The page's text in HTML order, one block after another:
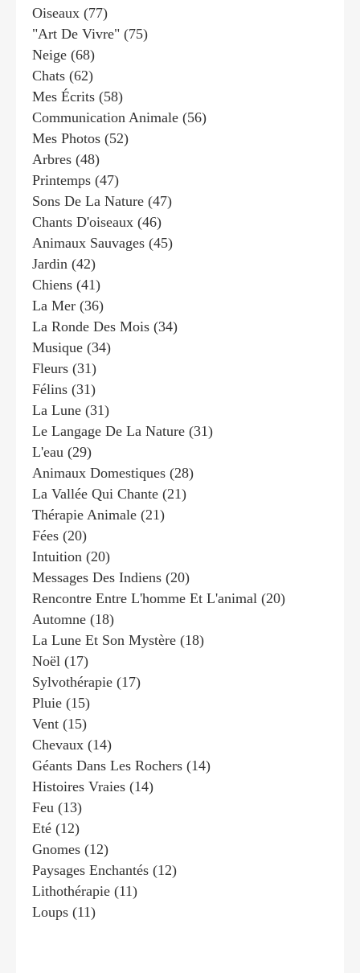
Oiseaux (77)
"art De Vivre" (75)
Neige (68)
Chats (62)
Mes Écrits (58)
Communication Animale (56)
Mes Photos (52)
Arbres (48)
Printemps (47)
Sons De La Nature (47)
Chants D'oiseaux (46)
Animaux Sauvages (45)
Jardin (42)
Chiens (41)
La Mer (36)
La Ronde Des Mois (34)
Musique (34)
Fleurs (31)
Félins (31)
La Lune (31)
Le Langage De La Nature (31)
L'eau (29)
Animaux Domestiques (28)
La Vallée Qui Chante (21)
Thérapie Animale (21)
Fées (20)
Intuition (20)
Messages Des Indiens (20)
Rencontre Entre L'homme Et L'animal (20)
Automne (18)
La Lune Et Son Mystère (18)
Noël (17)
Sylvothérapie (17)
Pluie (15)
Vent (15)
Chevaux (14)
Géants Dans Les Rochers (14)
Histoires Vraies (14)
Feu (13)
Eté (12)
Gnomes (12)
Paysages Enchantés (12)
Lithothérapie (11)
Loups (11)